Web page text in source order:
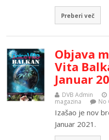
Preberi več
Objava
Vita
Januar
DVB Admin
magazina
No
Izašao je nov
Januar 2021.